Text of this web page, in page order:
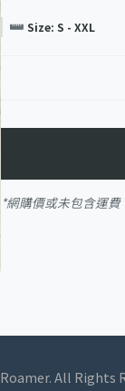
Size: S - XXL
*網購價或未包含運
All Rights